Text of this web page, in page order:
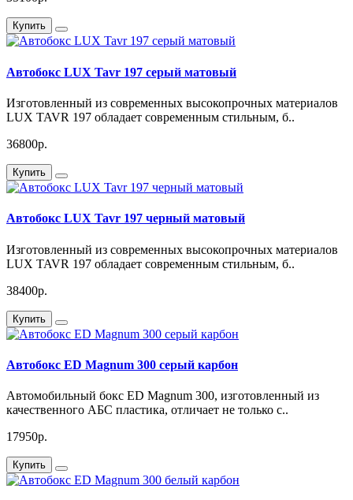
Купить
Автобокс LUX Tavr 197 серый матовый
Изготовленный из современных высокопрочных материалов
LUX TAVR 197 обладает современным стильным, б..
36800р.
Купить
Автобокс LUX Tavr 197 черный матовый
Изготовленный из современных высокопрочных материалов
LUX TAVR 197 обладает современным стильным, б..
38400р.
Купить
Автобокс ED Magnum 300 серый карбон
Автомобильный бокс ED Magnum 300, изготовленный из
качественного АБС пластика, отличает не только с..
17950р.
Купить